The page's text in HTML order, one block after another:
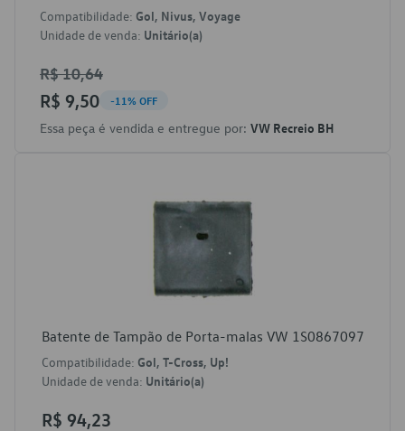
Compatibilidade: Gol, Nivus, Voyage
Unidade de venda: Unitário(a)
R$ 10,64
R$ 9,50 -11% OFF
Essa peça é vendida e entregue por: VW Recreio BH
Batente de Tampão de Porta-malas VW 1S0867097
Compatibilidade: Gol, T-Cross, Up!
Unidade de venda: Unitário(a)
R$ 94,23